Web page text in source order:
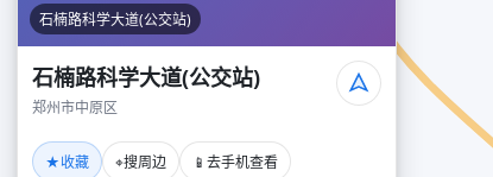
石楠路科学大道(公交站)
石楠路科学大道(公交站)
郑州市中原区
★收藏 ⌖搜周边 📱 去手机查看